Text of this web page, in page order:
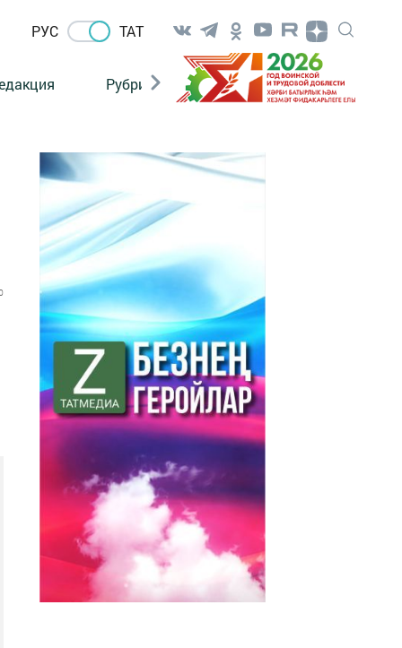
РУС ТАТ
Рубрикалар